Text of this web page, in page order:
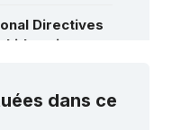
Directives
dans ce